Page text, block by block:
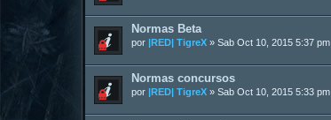
Normas Beta
por |RED| TigreX » Sab Oct 10, 2015 5:37 pm
Normas concursos
por |RED| TigreX » Sab Oct 10, 2015 5:33 pm